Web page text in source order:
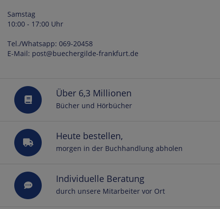
Samstag
10:00 - 17:00 Uhr
Tel./Whatsapp: 069-20458
E-Mail: post@buechergilde-frankfurt.de
Über 6,3 Millionen
Bücher und Hörbücher
Heute bestellen,
morgen in der Buchhandlung abholen
Individuelle Beratung
durch unsere Mitarbeiter vor Ort